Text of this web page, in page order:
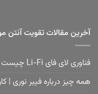
آخرین مقالات تقویت آنتن
فناوری لای فای Li-Fi چیست و چه تفاوتی با وای فای Wi-Fi دارد؟
همه چیز درباره فیبر نوری |